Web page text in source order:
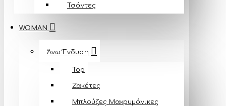
Τσάντες
WOMAN
Άνω Ένδυση
Top
Ζακέτες
Μπλούζες Mακρυμάνικες